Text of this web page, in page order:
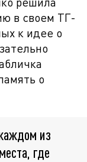
в своем ТГ-
к идее о
о
из
где